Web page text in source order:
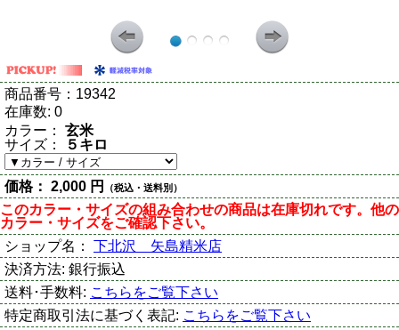
商品番号： 19342
在庫数: 0
カラー：
玄米
サイズ：
５キロ
価格： 2,000 円 （税込・送料別）
このカラー・サイズの組み合わせの商品は在庫切れです。他の
カラー・サイズをご確認下さい。
ショップ名： 下北沢 矢島精米店
決済方法: 銀行振込
送料･手数料: こちらをご覧下さい
特定商取引法に基づく表記: こちらをご覧下さい